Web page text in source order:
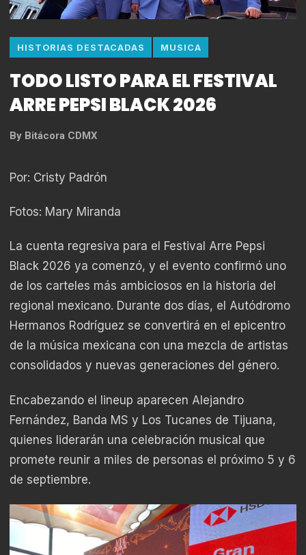
HISTORIAS DESTACADAS MUSICA
TODO LISTO PARA EL FESTIVAL
ARRE PEPSI BLACK 2026
By Bitácora CDMX
Por: Cristy Padrón
Fotos: Mary Miranda
La cuenta regresiva para el Festival Arre Pepsi
Black 2026 ya comenzó, y el evento confirmó uno
de los carteles más ambiciosos en la historia del
regional mexicano. Durante dos días, el Autódromo
Hermanos Rodríguez se convertirá en el epicentro
de la música mexicana con una mezcla de artistas
consolidados y nuevas generaciones del género.
Encabezando el lineup aparecen Alejandro
Fernández, Banda MS y Los Tucanes de Tijuana,
quienes liderarán una celebración musical que
promete reunir a miles de personas el próximo 5 y 6
de septiembre.